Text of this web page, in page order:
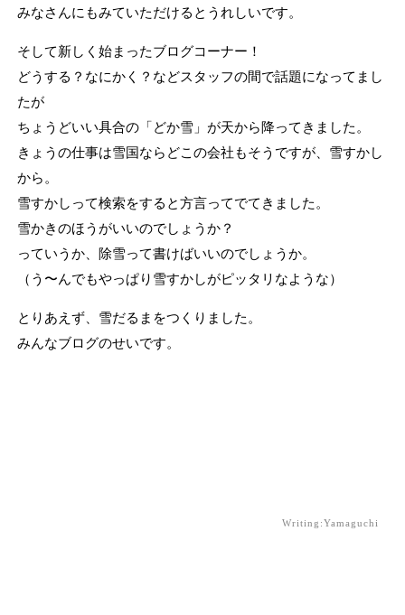
みなさんにもみていただけるとうれしいです。
そして新しく始まったブログコーナー！
どうする？なにかく？などスタッフの間で話題になってまし
たが
ちょうどいい具合の「どか雪」が天から降ってきました。
きょうの仕事は雪国ならどこの会社もそうですが、雪すかし
から。
雪すかしって検索をすると方言ってでてきました。
雪かきのほうがいいのでしょうか？
っていうか、除雪って書けばいいのでしょうか。
（う〜んでもやっぱり雪すかしがピッタリなような）
とりあえず、雪だるまをつくりました。
みんなブログのせいです。
Writing:Yamaguchi